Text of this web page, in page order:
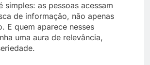
simples: as pessoas acessam
de informação, não apenas
E quem aparece nesses
uma aura de relevância,